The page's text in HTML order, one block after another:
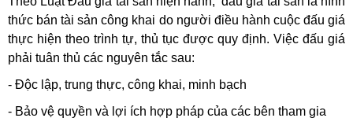
thức bán tài sản công khai do người điều hành cuộc đấu giá
thực hiện theo trình tự, thủ tục được quy định. Việc đấu giá
phải tuân thủ các nguyên tắc sau:
- Độc lập, trung thực, công khai, minh bạch
- Bảo vệ quyền và lợi ích hợp pháp của các bên tham gia